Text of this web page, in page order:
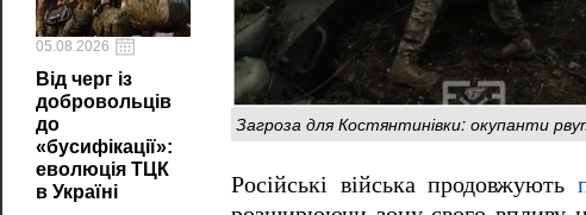
05.08.2026
Від черг із
добровольців
до
«бусифікації»:
еволюція ТЦК
в Україні
Загроза для Костянтинівки: окупанти
Російські війська продовжують